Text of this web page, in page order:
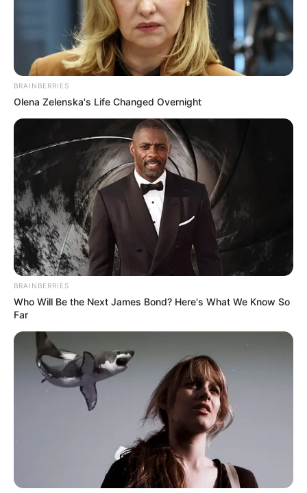
BRAINBERRIES
Olena Zelenska's Life Changed Overnight
BRAINBERRIES
Who Will Be the Next James Bond? Here's What We Know So
Far